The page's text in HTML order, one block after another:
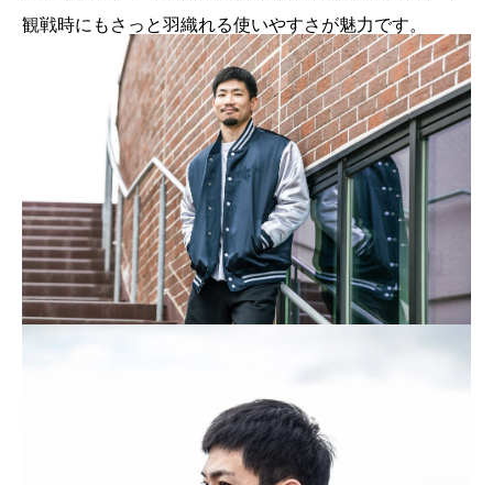
観戦時にもさっと羽織れる使いやすさが魅力です。